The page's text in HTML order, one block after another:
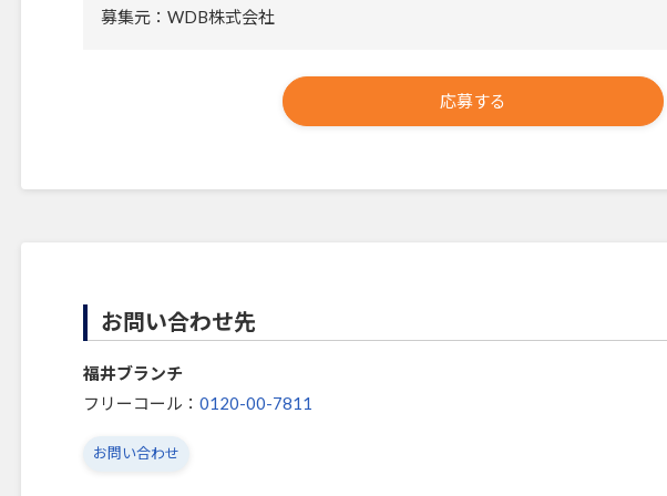
募集元：WDB株式会社
応募する
お問い合わせ先
福井ブランチ
フリーコール： 0120-00-7811
お問い合わせ